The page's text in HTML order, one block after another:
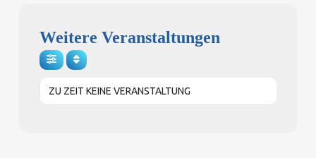
Weitere Veranstaltungen
ZU ZEIT KEINE VERANSTALTUNG